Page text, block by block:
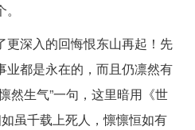
更深入的回悔恨东山再起！先
业都是永在的，而且仍凛然有
然生气”一句，这里暗用《世
虽千载上死人，懔懔恒如有